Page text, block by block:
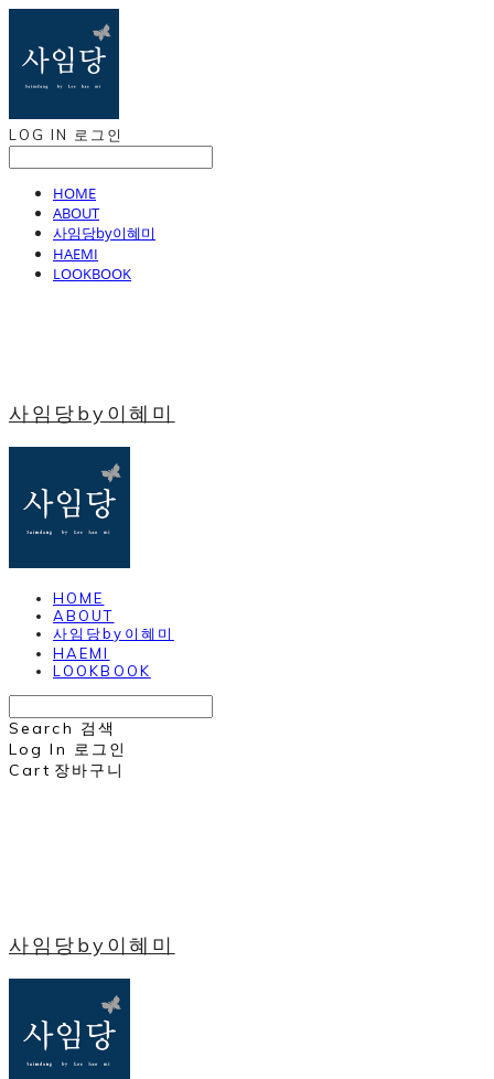
LOG IN 로그인
HOME
ABOUT
사임당by이혜미
HAEMI
LOOKBOOK
사임당by이혜미
HOME
ABOUT
사임당by이혜미
HAEMI
LOOKBOOK
Search 검색
Log In 로그인
Cart 장바구니
사임당by이혜미